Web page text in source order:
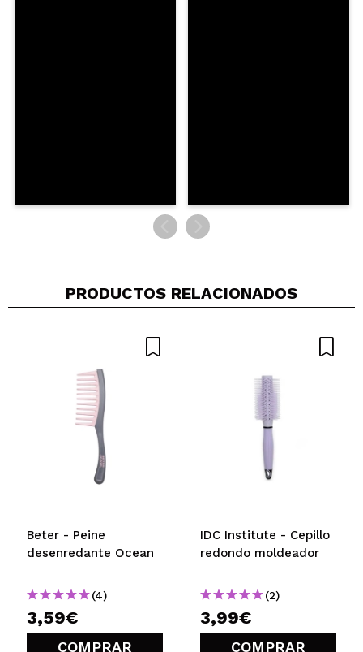
PRODUCTOS RELACIONADOS
Beter - Peine
desenredante Ocean
(4)
3,59€
COMPRAR
IDC Institute - Cepillo
redondo moldeador
(2)
3,99€
COMPRAR